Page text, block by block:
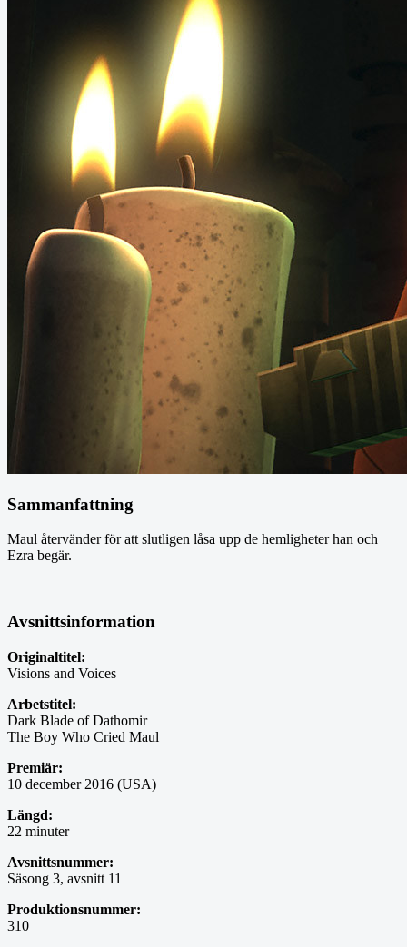
Sammanfattning
Maul återvänder för att slutligen låsa upp de hemligheter han och
Ezra begär.
Avsnittsinformation
Originaltitel:
Visions and Voices
Arbetstitel:
Dark Blade of Dathomir
The Boy Who Cried Maul
Premiär:
10 december 2016 (USA)
Längd:
22 minuter
Avsnittsnummer:
Säsong 3, avsnitt 11
Produktionsnummer:
310